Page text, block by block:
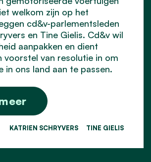
welkom zijn op het
cd&v-parlementsleden
en Tine Gielis. Cd&v wil
aanpakken en dient
voorstel van resolutie in om
in ons land aan te passen.
KATRIEN SCHRYVERS TINE GIELIS